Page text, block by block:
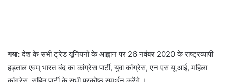
गया:देश के सभी ट्रेड यूनियनों के आह्वान पर 26 नवंबर 2020 के राष्ट्रव्यापी
हड़ताल एवम् भारत बंद का कांग्रेस पार्टी, युवा कांग्रेस, एन एस यू आई, महिला